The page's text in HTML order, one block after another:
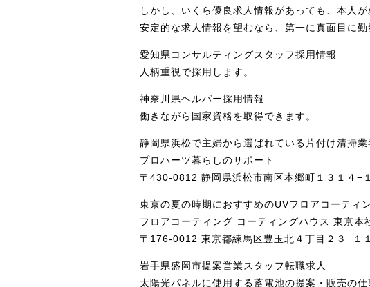
しかし、いくら優良求人情報があっても、本人
安定的な求人情報を望むなら、第一に真面目に勤
愛知県コンサルティングスタッフ採用情報
人柄重視で採用します。
神奈川県ヘルパー採用情報
働きながら国家資格を取得できます。
静岡県浜松で主婦から選ばれている片付け清掃業
プロハーツ暮らしのサポート
〒430-0812 静岡県浜松市南区本郷町１３１４−
東京の夏の時期におすすめのUVフロアコーティ
フロアコーティング コーティングハウス 東京本
〒176-0012 東京都練馬区豊玉北４丁目２３−１１
岩手県盛岡市提案営業スタッフ転職求人
太陽光パネルに使用する蓄電池の提案・販売の仕